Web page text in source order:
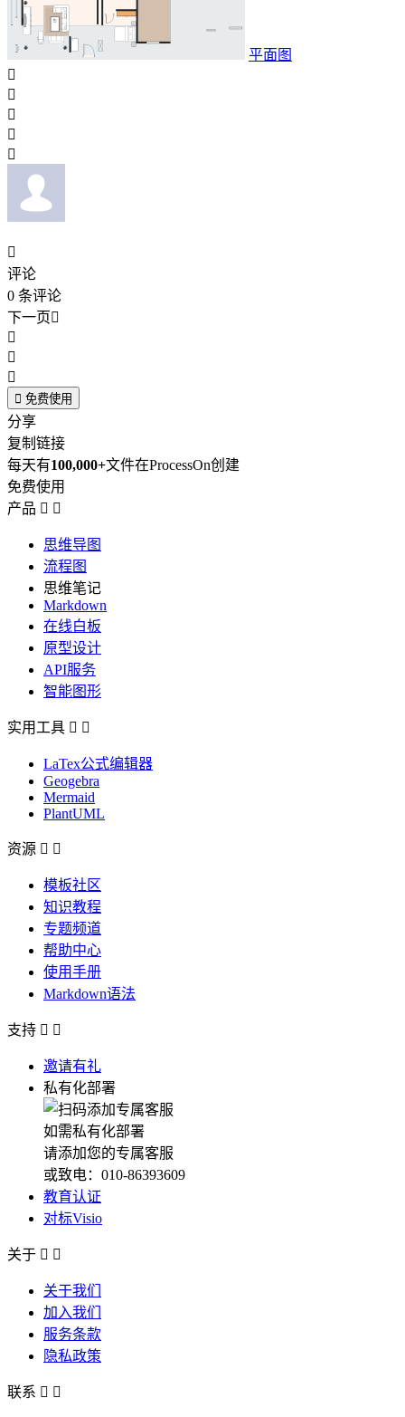
平面图






评论
0 条评论
下一页



 免费使用
分享
复制链接
每天有100,000+文件在ProcessOn创建
免费使用
产品  
思维导图
流程图
思维笔记
Markdown
在线白板
原型设计
API服务
智能图形
实用工具  
LaTex公式编辑器
Geogebra
Mermaid
PlantUML
资源  
模板社区
知识教程
专题频道
帮助中心
使用手册
Markdown语法
支持  
邀请有礼
私有化部署
如需私有化部署
请添加您的专属客服
或致电：010-86393609
教育认证
对标Visio
关于  
关于我们
加入我们
服务条款
隐私政策
联系  